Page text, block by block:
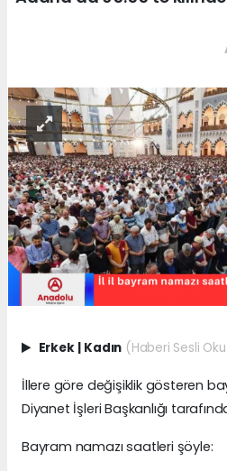
Erkek | Kadın (Haberi Sesli
İllere göre değişiklik gösteren
Diyanet İşleri Başkanlığı
Bayram namazı saatleri şöyle: